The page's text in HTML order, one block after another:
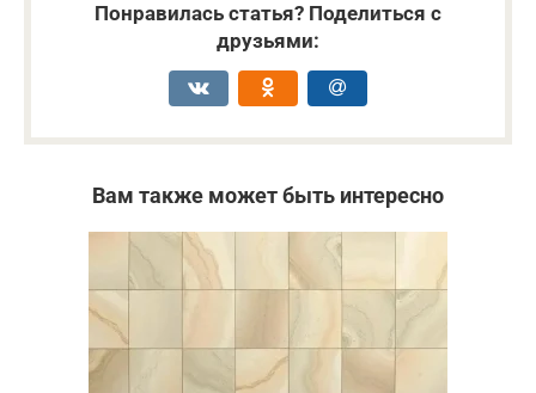
Понравилась статья? Поделиться с
друзьями:
Вам также может быть интересно